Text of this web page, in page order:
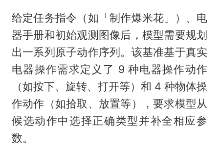
给定任务指令（如「制作爆米花」）、电
器手册和初始观测图像后，模型需要规划
出一系列原子动作序列。该基准基于真实
电器操作需求定义了 9 种电器操作动作
（如按下、旋转、打开等）和 4 种物体操
作动作（如拾取、放置等），要求模型从
候选动作中选择正确类型并补全相应参
数。